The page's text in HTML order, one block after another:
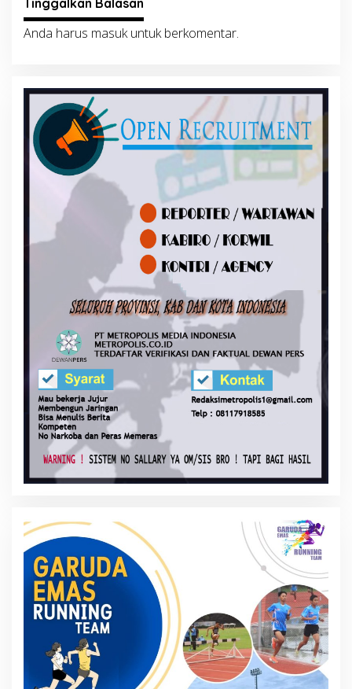
Tinggalkan Balasan
Anda harus masukuntuk berkomentar.